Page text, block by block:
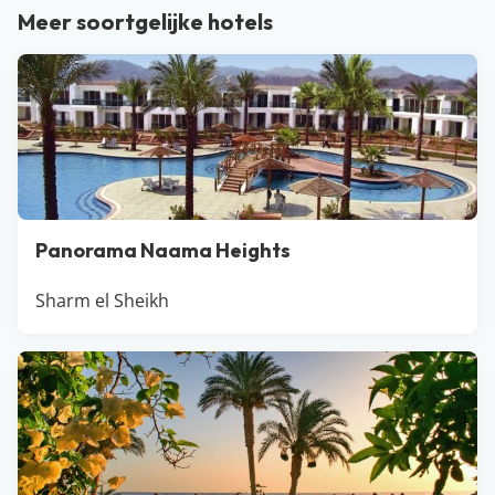
verkoeling kan zeker geen kwaad. Onze favoriete
reisperiode voor een vakantie naar Hurghada? Het
voor- en najaar!
Meer soortgelijke hotels
Panorama Naama Heights
Sharm el Sheikh